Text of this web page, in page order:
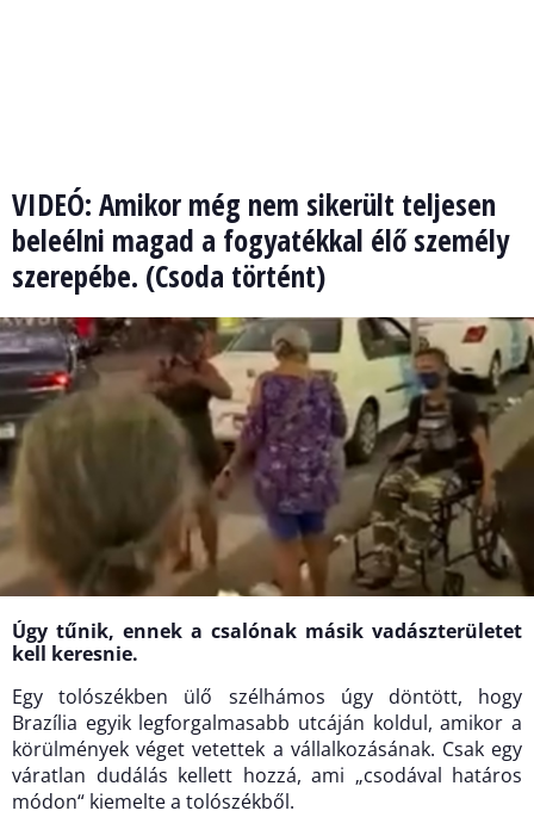
VIDEÓ: Amikor még nem sikerült teljesen
beleélni magad a fogyatékkal élő személy
szerepébe. (Csoda történt)
Úgy tűnik, ennek a csalónak másik vadászterületet
kell keresnie.
Egy tolószékben ülő szélhámos úgy döntött, hogy
Brazília egyik legforgalmasabb utcáján koldul, amikor a
körülmények véget vetettek a vállalkozásának. Csak egy
váratlan dudálás kellett hozzá, ami „csodával határos
módon“ kiemelte a tolószékből.